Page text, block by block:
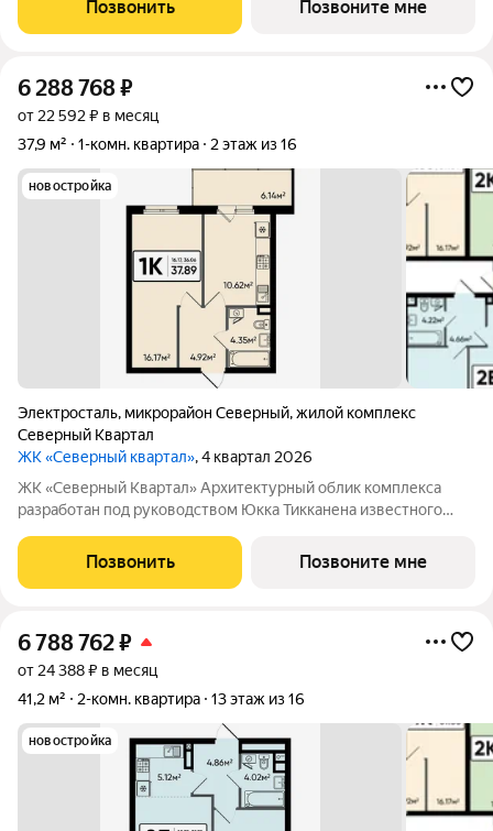
данном проекте Тикканен удачно
Позвонить Позвоните мне
6 288 768₽
от 22 592 ₽ в месяц
37,9 м²
1-комн. квартира 2 этаж из 16
новостройка
Электросталь, микрорайон Северный,жилой комплекс
Северный Квартал
ЖК «Северный квартал», 4 квартал 2026
ЖК «Северный Квартал» Архитектурный облик комплекса
разработан под руководством Юкка Тикканена известного
сочетании современного дизайна и северной эстетики. В
данном проекте Тикканен удачно
Позвонить Позвоните мне
6 788 762₽
от 24 388 ₽ в месяц
41,2 м²
2-комн. квартира 13 этаж из 16
новостройка